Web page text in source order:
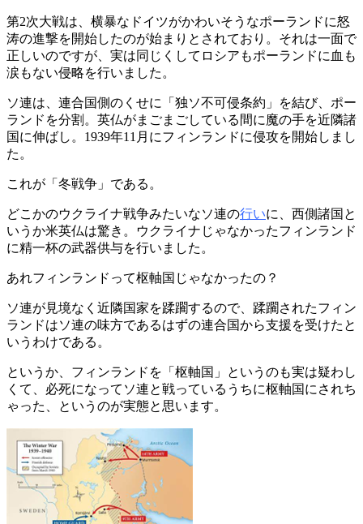
第2次大戦は、横暴なドイツがかわいそうなポーランドに怒
涛の進撃を開始したのが始まりとされており。それは一面で
正しいのですが、実は同じくしてロシアもポーランドに血も
涙もない侵略を行いました。
ソ連は、連合国側のくせに「独ソ不可侵条約」を結び、ポー
ランドを分割。英仏がまごまごしている間に魔の手を近隣諸
国に伸ばし。1939年11月にフィンランドに侵攻を開始しまし
た。
これが「冬戦争」である。
どこかのウクライナ戦争みたいなソ連の行いに、西側諸国と
いうか米英仏は驚き。ウクライナじゃなかったフィンランド
に精一杯の武器供与を行いました。
あれフィンランドって枢軸国じゃなかったの？
ソ連が見境なく近隣国家を蹂躙するので、蹂躙されたフィン
ランドはソ連の味方であるはずの連合国から支援を受けたと
いうわけである。
というか、フィンランドを「枢軸国」というのも実は疑わし
くて、必死になってソ連と戦っているうちに枢軸国にされち
ゃった、というのが実態と思います。